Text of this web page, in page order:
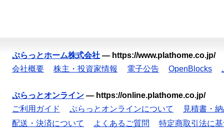
ぷらっとホーム株式会社 — https://www.plathome.co.jp/
会社概要
株主・投資家情報 電子公告 OpenBlocks
ぷらっとオンライン — https://online.plathome.co.jp/
ご利用ガイド
ぷらっとオンラインについて
見積書・
配送・決済について
よくあるご質問
特定商取引法に